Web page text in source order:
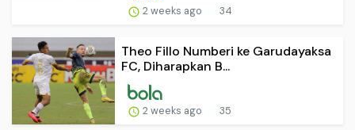
2 weeks ago 34
Theo Fillo Numberi ke Garudayaksa
FC, Diharapkan B...
2 weeks ago 35